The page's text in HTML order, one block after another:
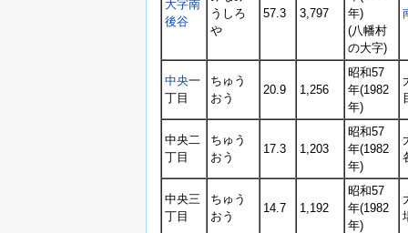
大字南
後谷
うしろ
や
57.3 3,797
年)
(八幡村
の大字)
中央一
丁目
ちゅう
おう
20.9 1,256
昭和57
年(1982
年)
中央二
丁目
ちゅう
おう
17.3 1,203
昭和57
年(1982
年)
中央三
丁目
ちゅう
おう
14.7 1,192
昭和57
年(1982
年)